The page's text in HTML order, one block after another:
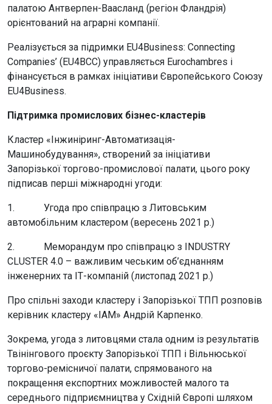
палатою Антверпен-Ваасланд (регіон Фландрія)
орієнтований на аграрні компанії.
Реалізується за підримки EU4Business: Connecting
Companies’ (EU4BCC) управляється Eurochambres і
фінансується в рамках ініціативи Європейського Союзу
EU4Business.
Підтримка промислових бізнес-кластерів
Кластер «Інжиніринг-Автоматизація-
Машинобудування», створений за ініціативи
Запорізької торгово-промислової палати, цього року
підписав перші міжнародні угоди:
1. Угода про співпрацю з Литовським
автомобільним кластером (вересень 2021 р.)
2. Меморандум про співпрацю з INDUSTRY
CLUSTER 4.0 – важливим чеським об’єднанням
інженерних та ІТ-компаній (листопад 2021 р.)
Про спільні заходи кластеру і Запорізької ТПП розповів
керівник кластеру «ІАМ» Андрій Карпенко.
Зокрема, угода з литовцями стала одним із результатів
Твінінгового проєкту Запорізької ТПП і Вільнюської
торгово-ремісничої палати, спрямованого на
покращення експортних можливостей малого та
середнього підприємництва у Східній Європі шляхом